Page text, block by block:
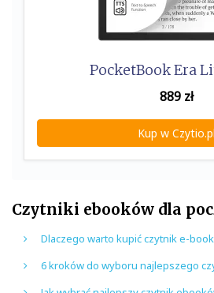
PocketBook Era
889zł
Kup w Czytio.pl
Czytniki ebooków dla
Dlaczego warto kupić czytnik e-
6 kroków do wyboru najlepszego